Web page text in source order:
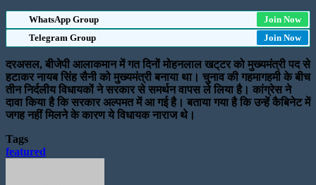
WhatsApp Group
Join Now
Telegram Group
Join Now
दरअसल, बीजेपी आलाकमान में गत दिनों मोहनलाल खट्‌टर को मुख्यमंत्री पद से
हटाकर नायब सिंह सैनी को मुख्यमंत्री बनाया था। चुनाव की गहमागहमी के बीच
तीन निर्दलीय विधायकों ने सरकार से समर्थन वापस ले लिया है। कांग्रेस ने
दावा किया है कि सरकार अल्पमत में आ गई है। बताया गया है कि उन्हें कैबिनेट में
जगह नहीं मिलने के कारण ये विधायक नाराज थे।
Tags
featured